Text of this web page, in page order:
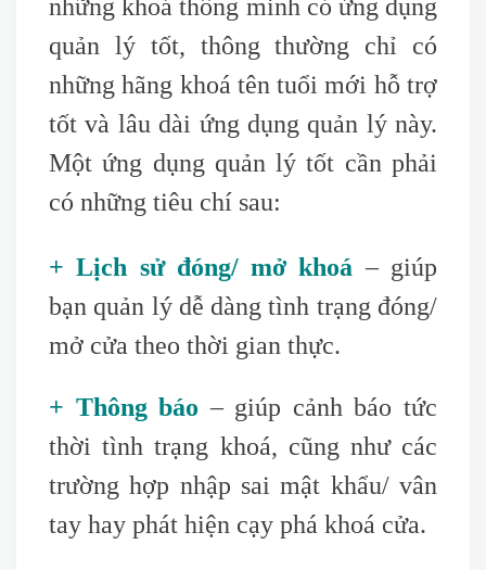
những khoá thông minh có ứng dụng
quản lý tốt, thông thường chỉ có
những hãng khoá tên tuổi mới hỗ trợ
tốt và lâu dài ứng dụng quản lý này.
Một ứng dụng quản lý tốt cần phải
có những tiêu chí sau:
+ Lịch sử đóng/ mở khoá – giúp
bạn quản lý dễ dàng tình trạng đóng/
mở cửa theo thời gian thực.
+ Thông báo – giúp cảnh báo tức
thời tình trạng khoá, cũng như các
trường hợp nhập sai mật khẩu/ vân
tay hay phát hiện cạy phá khoá cửa.